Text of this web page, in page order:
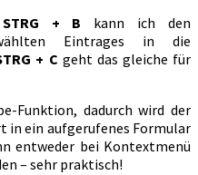
STRG + B kann ich den
Eintrages in die
+ C geht das gleiche für
Funktion, dadurch wird der
in ein aufgerufenes Formular
entweder bei Kontextmenü
– sehr praktisch!